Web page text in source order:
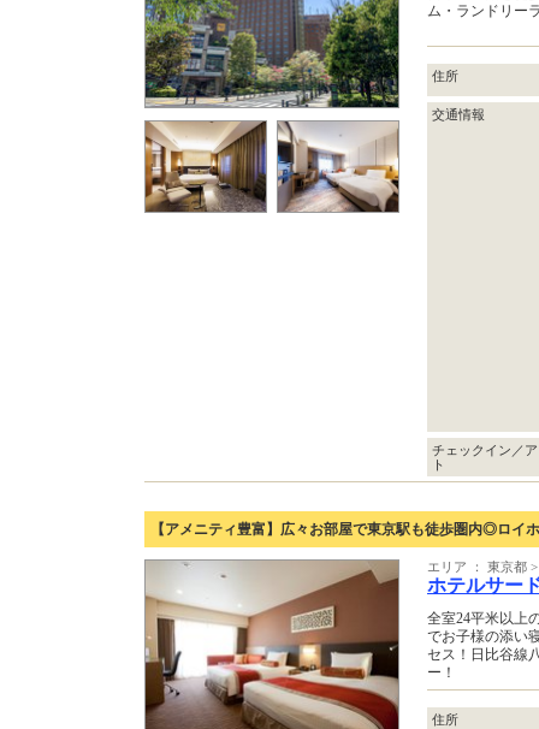
ム・ランドリー
住所
交通情報
チェックイン／
ト
【アメニティ豊富】広々お部屋で東京駅も徒歩圏内◎ロイ
エリア ： 東京都
ホテルサー
全室24平米以上
でお子様の添い
セス！日比谷線
ー！
住所